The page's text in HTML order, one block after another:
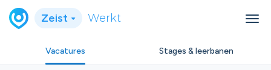
Zeist Werkt
Vacatures Stages & leerbanen